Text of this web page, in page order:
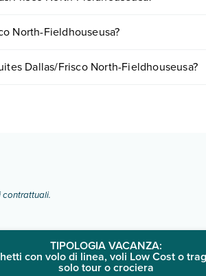
.
North-Fieldhouseusa?
Dallas/Frisco North-Fieldhouseusa?
TIPOLOGIA VACANZA:
con volo di linea, voli Low Cost o
solo tour o crociera